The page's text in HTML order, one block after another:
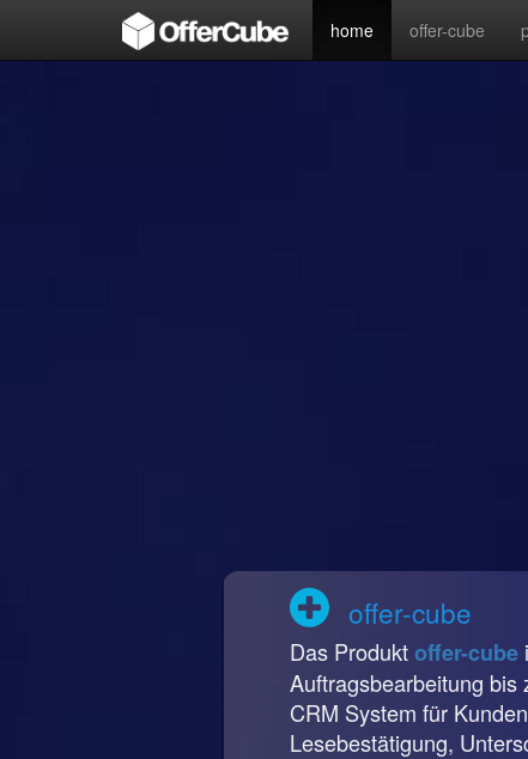
home offer-cube
offer-cube
Das Produktoffer-cube
Auftragsbearbeitung bis
CRM System für
Lesebestätigung,